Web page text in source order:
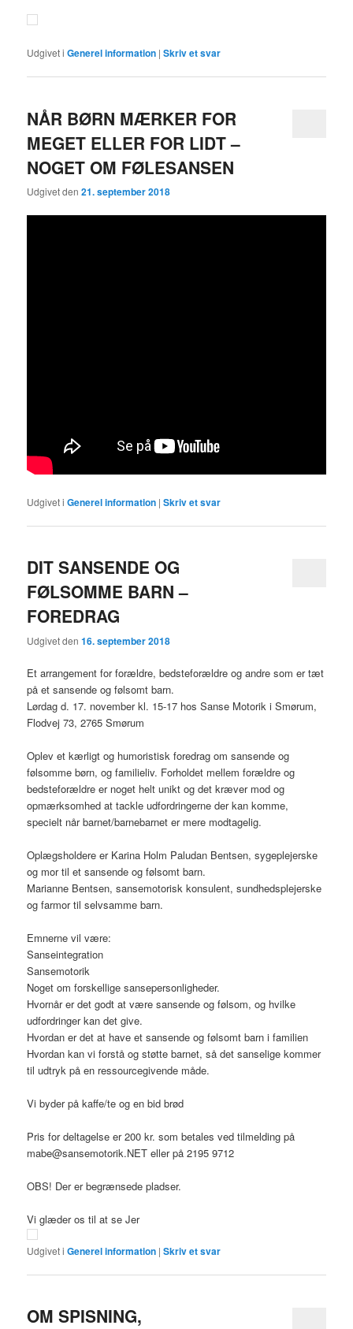
Udgivet i Generel information |Skriv et svar
NÅR BØRN MÆRKER FOR
MEGET ELLER FOR LIDT –
NOGET OM FØLESANSEN
Udgivet den21. september 2018
Udgivet i Generel information |Skriv et svar
DIT SANSENDE OG
FØLSOMME BARN –
FOREDRAG
Udgivet den16. september 2018
Et arrangement for forældre, bedsteforældre og andre som er tæt
på et sansende og følsomt barn.
Lørdag d. 17. november kl. 15-17 hos Sanse Motorik i Smørum,
Flodvej 73, 2765 Smørum
Oplev et kærligt og humoristisk foredrag om sansende og
følsomme børn, og familieliv. Forholdet mellem forældre og
bedsteforældre er noget helt unikt og det kræver mod og
opmærksomhed at tackle udfordringerne der kan komme,
specielt når barnet/barnebarnet er mere modtagelig.
Oplægsholdere er Karina Holm Paludan Bentsen, sygeplejerske
og mor til et sansende og følsomt barn.
Marianne Bentsen, sansemotorisk konsulent, sundhedsplejerske
og farmor til selvsamme barn.
Emnerne vil være:
Sanseintegration
Sansemotorik
Noget om forskellige sansepersonligheder.
Hvornår er det godt at være sansende og følsom, og hvilke
udfordringer kan det give.
Hvordan er det at have et sansende og følsomt barn i familien
Hvordan kan vi forstå og støtte barnet, så det sanselige kommer
til udtryk på en ressourcegivende måde.
Vi byder på kaffe/te og en bid brød
Pris for deltagelse er 200 kr. som betales ved tilmelding på
mabe@sansemotorik.NET eller på 2195 9712
OBS! Der er begrænsede pladser.
Vi glæder os til at se Jer
Udgivet i Generel information |Skriv et svar
OM SPISNING,